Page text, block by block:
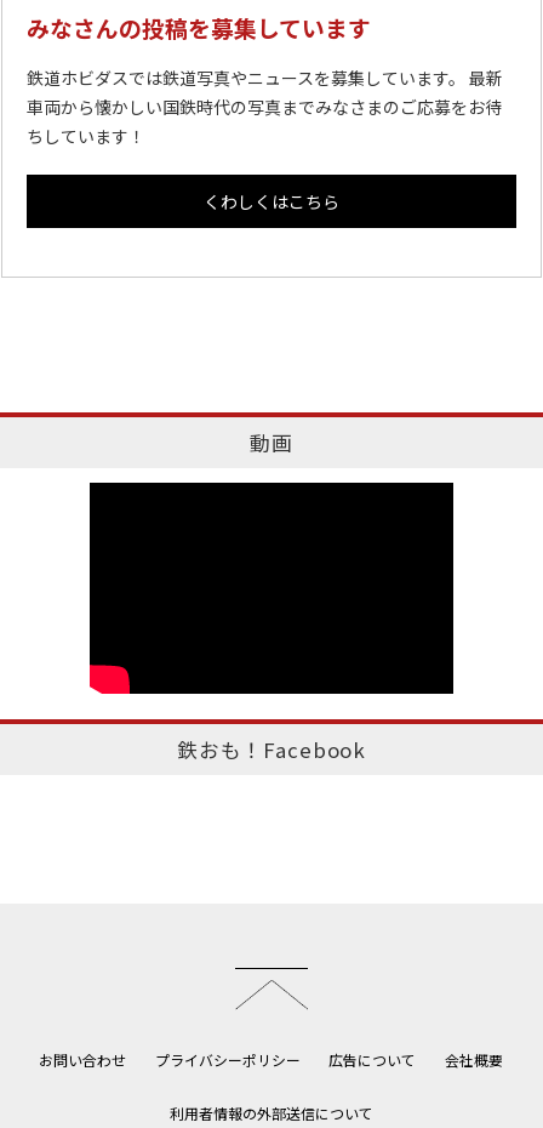
みなさんの投稿を募集しています
鉄道ホビダスでは鉄道写真やニュースを募集しています。 最新
車両から懐かしい国鉄時代の写真までみなさまのご応募をお待
ちしています！
くわしくはこちら
動画
鉄おも！Facebook
お問い合わせ プライバシーポリシー 広告について 会社概要
利用者情報の外部送信について